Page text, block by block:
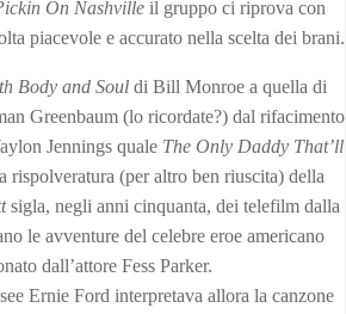
On Nashvilleil gruppo ci riprova con
piacevole e accurato nella scelta dei brani.
Body and Soul di Bill Monroe a quella di
Greenbaum (lo ricordate?) dal rifacimento
Jennings quale The Only Daddy That’ll
rispolveratura (per altro ben riuscita) della
sigla, negli anni cinquanta, dei telefilm dalla
le avventure del celebre eroe americano
dall’attore Fess Parker.
Ernie Ford interpretava allora la canzone